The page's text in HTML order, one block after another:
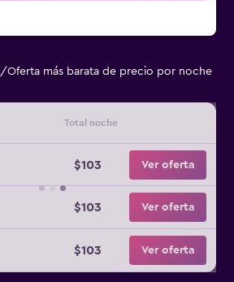
/Oferta más barata de precio por noche
Total noche
$103 Ver oferta
$103 Ver oferta
$103 Ver oferta